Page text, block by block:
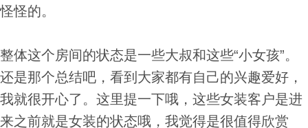
怪怪的。
整体这个房间的状态是一些大叔和这些“小女孩”。
还是那个总结吧，看到大家都有自己的兴趣爱好，
我就很开心了。这里提一下哦，这些女装客户是进
来之前就是女装的状态哦，我觉得是很值得欣赏